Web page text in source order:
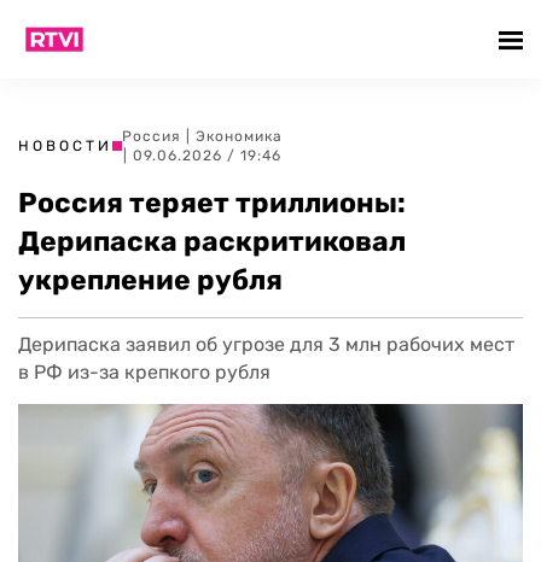
НОВОСТИ
Россия
Экономика
| 09.06.2026 / 19:46
Россия теряет триллионы:
Дерипаска раскритиковал
укрепление рубля
Дерипаска заявил об угрозе для 3 млн рабочих мест
в РФ из-за крепкого рубля